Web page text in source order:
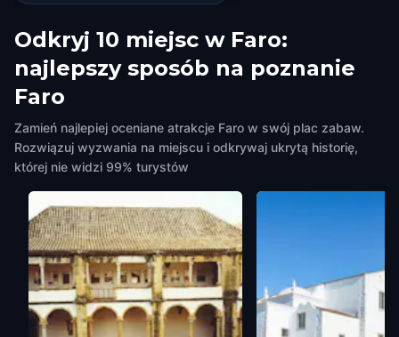
Odkryj 10 miejsc w Faro:
najlepszy sposób na poznanie
Faro
Zamień najlepiej oceniane atrakcje Faro w swój plac zabaw.
Rozwiązuj wyzwania na miejscu i odkrywaj ukrytą historię,
której nie widzi 99% turystów